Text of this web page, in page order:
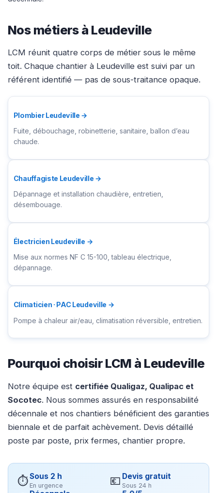
Nos métiers à Leudeville
LCM réunit quatre corps de métier sous le même
toit. Chaque chantier à Leudeville est suivi par un
référent identifié — pas de sous-traitance opaque.
Plombier Leudeville →
Fuite, débouchage, robinetterie, sanitaire, ballon d’eau
chaude.
Chauffagiste Leudeville →
Dépannage et installation chaudière, entretien,
désembouage.
Électricien Leudeville →
Mise aux normes NF C 15-100, tableau électrique,
dépannage.
Climaticien · PAC Leudeville →
Pompe à chaleur air/eau, climatisation réversible, entretien.
Pourquoi choisir LCM à Leudeville
Notre équipe est certifiée Qualigaz, Qualipac et
Socotec. Nous sommes assurés en responsabilité
décennale et nos chantiers bénéficient des garanties
biennale et de parfait achèvement. Devis détaillé
poste par poste, prix fermes, chantier propre.
⏱Sous 2 h
En urgence 💶 Devis gratuit
Sous 24 h